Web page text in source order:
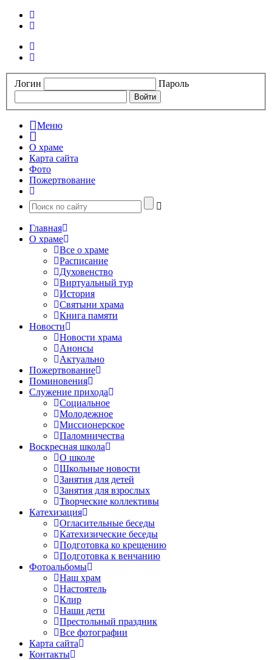
Логин Пароль
Меню
О храме
Карта сайта
Фото
Пожертвование
Главная
О храме
Все о храме
Расписание
Духовенство
Виртуальный тур
История
Святыни храма
Книга памяти
Новости
Новости храма
Анонсы
Актуально
Пожертвование
Поминовения
Служение прихода
Социальное
Молодежное
Миссионерское
Паломничества
Воскресная школа
О школе
Школьные новости
Занятия для детей
Занятия для взрослых
Творческие коллективы
Катехизация
Огласительные беседы
Катехизические беседы
Подготовка ко крещению
Подготовка к венчанию
Фотоальбомы
Наш храм
Настоятель
Клир
Наши дети
Престольный праздник
Все фотографии
Карта сайта
Контакты